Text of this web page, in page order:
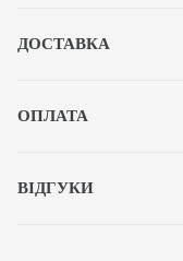
ДОСТАВКА
ОПЛАТА
ВІДГУКИ